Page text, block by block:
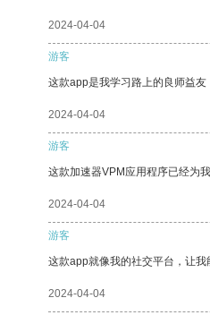
2024-04-04
游客
这款app是我学习路上的良师益友
2024-04-04
游客
这款加速器VPM应用程序已经为
2024-04-04
游客
这款app就像我的社交平台，让我
2024-04-04